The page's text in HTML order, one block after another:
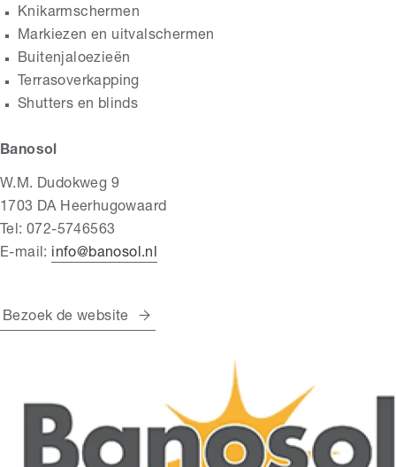
Knikarmschermen
Markiezen en uitvalschermen
Buitenjaloezieën
Terrasoverkapping
Shutters en blinds
Banosol
W.M. Dudokweg 9
1703 DA Heerhugowaard
Tel: 072-5746563
E-mail: info@banosol.nl
Bezoek de website